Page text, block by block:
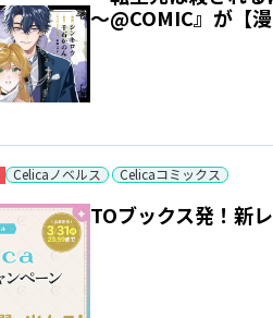
～@COMIC』が【
Celicaノベルス Celicaコミックス
TOブックス発！新